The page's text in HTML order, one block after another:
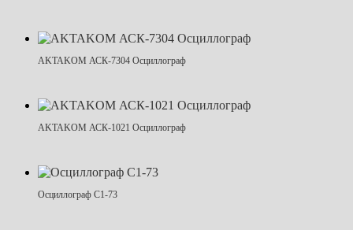
AKTAKOM АСК-7304 Осциллограф
AKTAKOM АСК-1021 Осциллограф
Осциллограф С1-73